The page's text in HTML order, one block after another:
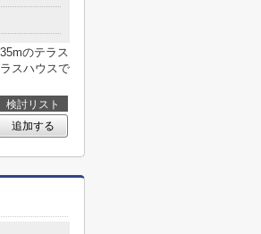
のテラス
スハウスで
検討リスト
追加する